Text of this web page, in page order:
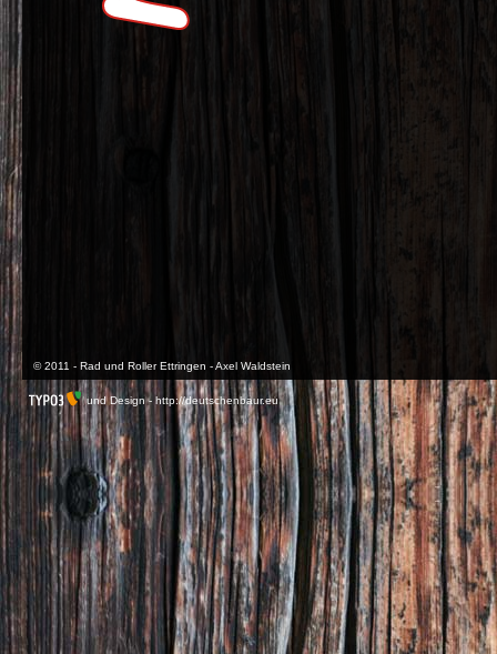
© 2011 - Rad und Roller Ettringen - Axel Waldstein
und Design - http://deutschenbaur.eu